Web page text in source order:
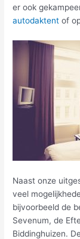
er ook
autodaktent of
Naast onze
veel
bijvoorbeeld de
Sevenum, de
Biddinghuizen.